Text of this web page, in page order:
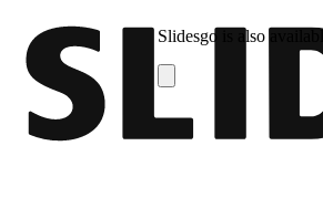
Slidesgo is also